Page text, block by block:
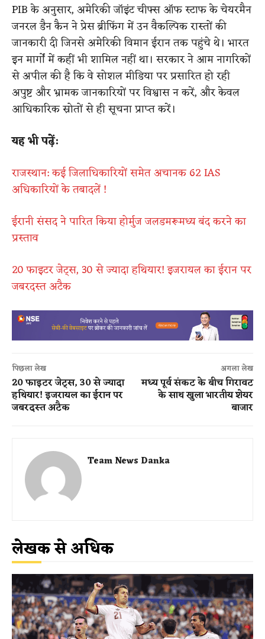
PIB के अनुसार, अमेरिकी जॉइंट चीफ्स ऑफ स्टाफ के चेयरमैन
जनरल डैन कैन ने प्रेस ब्रीफिंग में उन वैकल्पिक रास्तों की
जानकारी दी जिनसे अमेरिकी विमान ईरान तक पहुंचे थे। भारत
इन मार्गों में कहीं भी शामिल नहीं था। सरकार ने आम नागरिकों
से अपील की है कि वे सोशल मीडिया पर प्रसारित हो रही
अपुष्ट और भ्रामक जानकारियों पर विश्वास न करें, और केवल
आधिकारिक स्रोतों से ही सूचना प्राप्त करें।
यह भी पढ़ें:
राजस्थान: कई जिलाधिकारियों समेत अचानक 62 IAS
अधिकारियों के तबादलें !
ईरानी संसद ने पारित किया होर्मुज जलडमरूमध्य बंद करने का
प्रस्ताव
20 फाइटर जेट्स, 30 से ज्यादा हथियार! इजरायल का ईरान पर
जबरदस्त अटैक
पिछला लेख
20 फाइटर जेट्स, 30 से ज्यादा
हथियार! इजरायल का ईरान पर
जबरदस्त अटैक
अगला लेख
मध्य पूर्व संकट के बीच गिरावट
के साथ खुला भारतीय शेयर
बाजार
Team News Danka
लेखक से अधिक